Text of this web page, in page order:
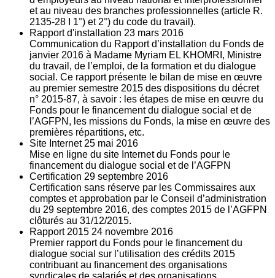
et au niveau des branches professionnelles (article R.
2135‐28 I 1°) et 2°) du code du travail).
Rapport d'installation 23 mars 2016
Communication du Rapport d’installation du Fonds de
janvier 2016 à Madame Myriam EL KHOMRI, Ministre
du travail, de l’emploi, de la formation et du dialogue
social. Ce rapport présente le bilan de mise en œuvre
au premier semestre 2015 des dispositions du décret
n° 2015-87, à savoir : les étapes de mise en œuvre du
Fonds pour le financement du dialogue social et de
l’AGFPN, les missions du Fonds, la mise en œuvre des
premières répartitions, etc.
Site Internet 25 mai 2016
Mise en ligne du site Internet du Fonds pour le
financement du dialogue social et de l’AGFPN
Certification 29 septembre 2016
Certification sans réserve par les Commissaires aux
comptes et approbation par le Conseil d’administration
du 29 septembre 2016, des comptes 2015 de l’AGFPN
clôturés au 31/12/2015.
Rapport 2015 24 novembre 2016
Premier rapport du Fonds pour le financement du
dialogue social sur l’utilisation des crédits 2015
contribuant au financement des organisations